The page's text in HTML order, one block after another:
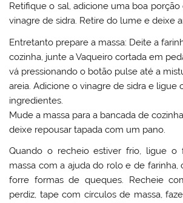
Retifique o sal, adicione uma boa porção
vinagre de sidra. Retire do lume e deixe
Entretanto prepare a massa: Deite a
cozinha, junte a Vaqueiro cortada em
vá pressionando o botão pulse até a
areia. Adicione o vinagre de sidra e ligue
ingredientes.
Mude a massa para a bancada de
deixe repousar tapada com um pano.
Quando o recheio estiver frio, ligue o
massa com a ajuda do rolo e de
forre formas de queques. Recheie
perdiz, tape com círculos de massa,